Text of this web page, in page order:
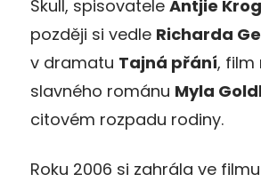
Skull, spisovatele Antjie
později si vedle Richarda
v dramatu Tajná přání, film
slavného románu Myla
citovém rozpadu rodiny.
Roku 2006 si zahrála ve filmu